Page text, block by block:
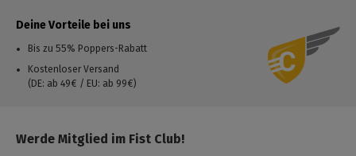
Deine Vorteile bei uns
Bis zu 55% Poppers-Rabatt
Kostenloser Versand
(DE: ab 49€ / EU: ab 99€)
Werde Mitglied im Fist Club!